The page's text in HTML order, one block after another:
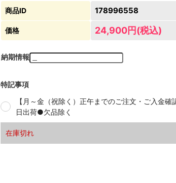
商品ID 178996558
価格 24,900円(税込)
納期情報
特記事項
【月～金（祝除く）正午までのご注文・ご入金確
日出荷●欠品除く
在庫切れ